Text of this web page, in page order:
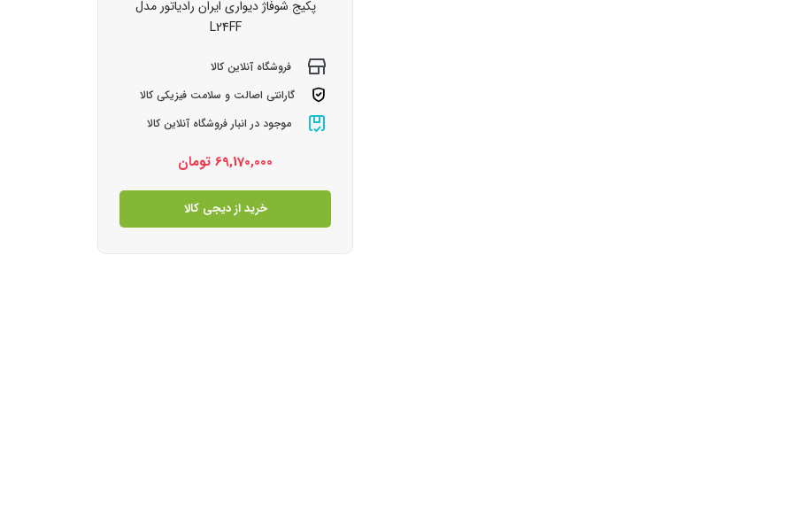
پکیج شوفاژ دیواری ایران رادیاتور مدل
L24FF
فروشگاه آنلاین کالا
گارانتی اصالت و سلامت فیزیکی کالا
موجود در انبار فروشگاه آنلاین کالا
69,170,000 تومان
خرید از دیجی کالا